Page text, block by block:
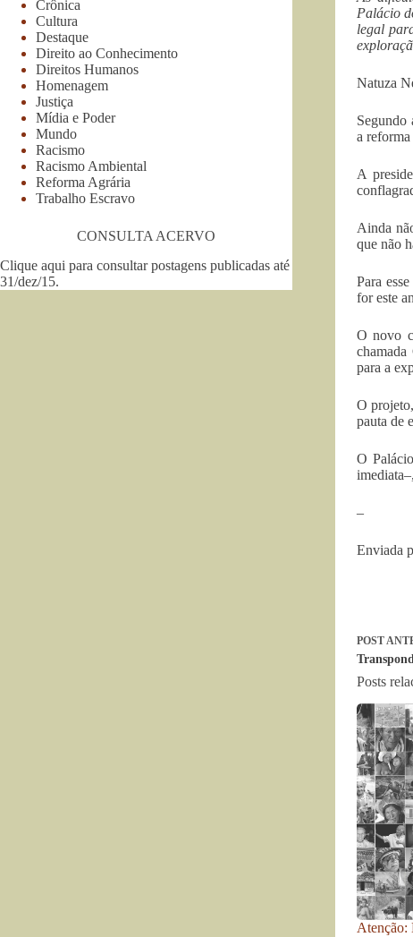
Palácio
legal
Natuza
Segundo
a
A
Ainda
que não
Para
for este
O novo
para a
O
pauta de
O
–
Enviada
POST
Posts
Atenção:
Crônica
Cultura
Destaque
Direito ao Conhecimento
Direitos Humanos
Homenagem
Justiça
Mídia e Poder
Mundo
Racismo
Racismo Ambiental
Reforma Agrária
Trabalho Escravo
CONSULTA ACERVO
Clique aqui para consultar postagens publicadas até
31/dez/15.